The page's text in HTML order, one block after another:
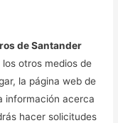
de Santander
otros medios de
la página web de
información acerca
hacer solicitudes